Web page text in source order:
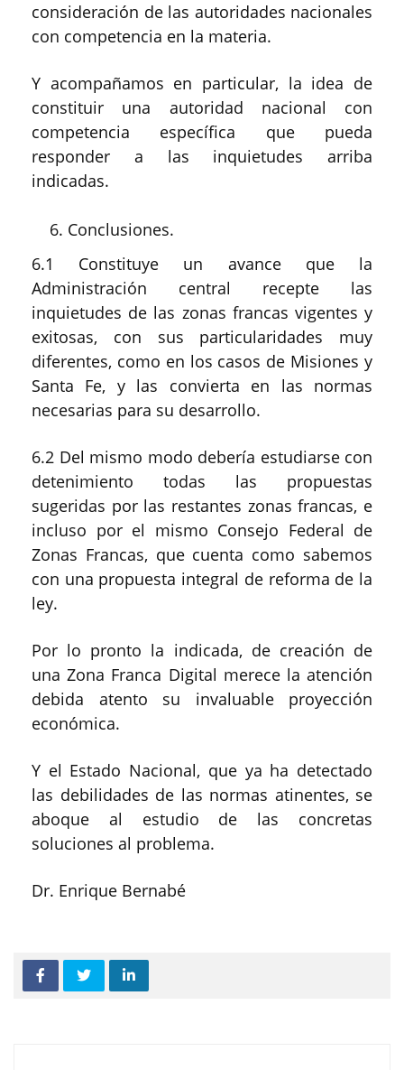
consideración de las autoridades nacionales
con competencia en la materia.
Y acompañamos en particular, la idea de
constituir una autoridad nacional con
competencia específica que pueda
responder a las inquietudes arriba
indicadas.
Conclusiones.
6.1 Constituye un avance que la
Administración central recepte las
inquietudes de las zonas francas vigentes y
exitosas, con sus particularidades muy
diferentes, como en los casos de Misiones y
Santa Fe, y las convierta en las normas
necesarias para su desarrollo.
6.2 Del mismo modo debería estudiarse con
detenimiento todas las propuestas
sugeridas por las restantes zonas francas, e
incluso por el mismo Consejo Federal de
Zonas Francas, que cuenta como sabemos
con una propuesta integral de reforma de la
ley.
Por lo pronto la indicada, de creación de
una Zona Franca Digital merece la atención
debida atento su invaluable proyección
económica.
Y el Estado Nacional, que ya ha detectado
las debilidades de las normas atinentes, se
aboque al estudio de las concretas
soluciones al problema.
Dr. Enrique Bernabé